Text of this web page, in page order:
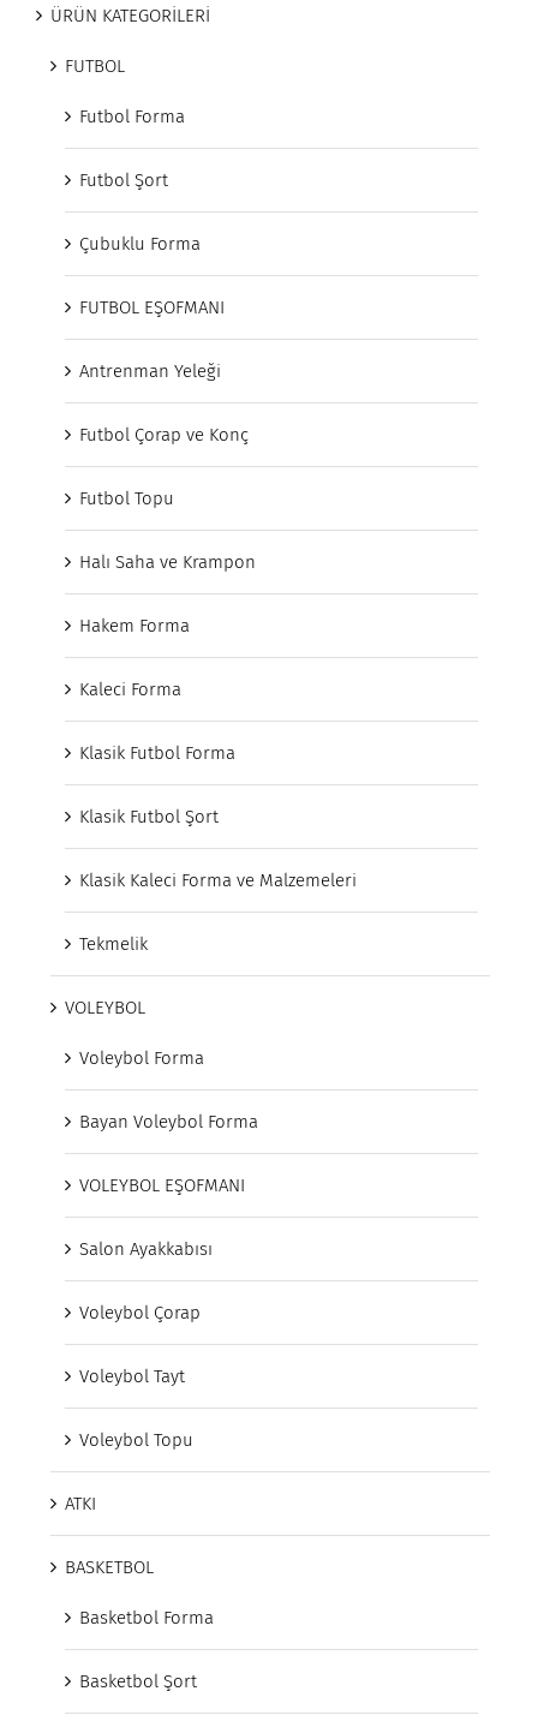
ÜRÜN KATEGORİLERİ
FUTBOL
Futbol Forma
Futbol Şort
Çubuklu Forma
FUTBOL EŞOFMANI
Antrenman Yeleği
Futbol Çorap ve Konç
Futbol Topu
Halı Saha ve Krampon
Hakem Forma
Kaleci Forma
Klasik Futbol Forma
Klasik Futbol Şort
Klasik Kaleci Forma ve Malzemeleri
Tekmelik
VOLEYBOL
Voleybol Forma
Bayan Voleybol Forma
VOLEYBOL EŞOFMANI
Salon Ayakkabısı
Voleybol Çorap
Voleybol Tayt
Voleybol Topu
ATKI
BASKETBOL
Basketbol Forma
Basketbol Şort